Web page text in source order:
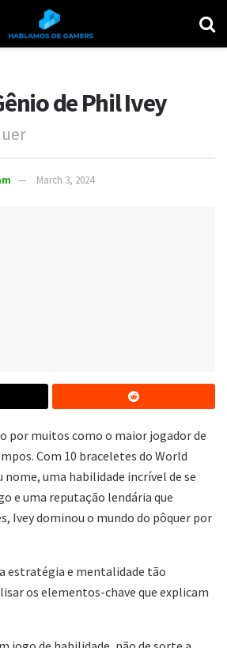
de Phil Ivey
March 3, 2024
por muitos como o maior jogador de
Com 10 braceletes do World
nome, uma habilidade incrível de se
e uma reputação lendária que
Ivey dominou o mundo do pôquer por
estratégia e mentalidade tão
os elementos-chave que explicam